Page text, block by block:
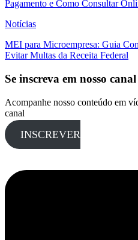
Pagamento e Como Consultar
Notícias
MEI para Microempresa: Guia
Evitar Multas da Receita Federal
Se inscreva em nosso
Acompanhe nosso conteúdo em
canal
INSCREVER